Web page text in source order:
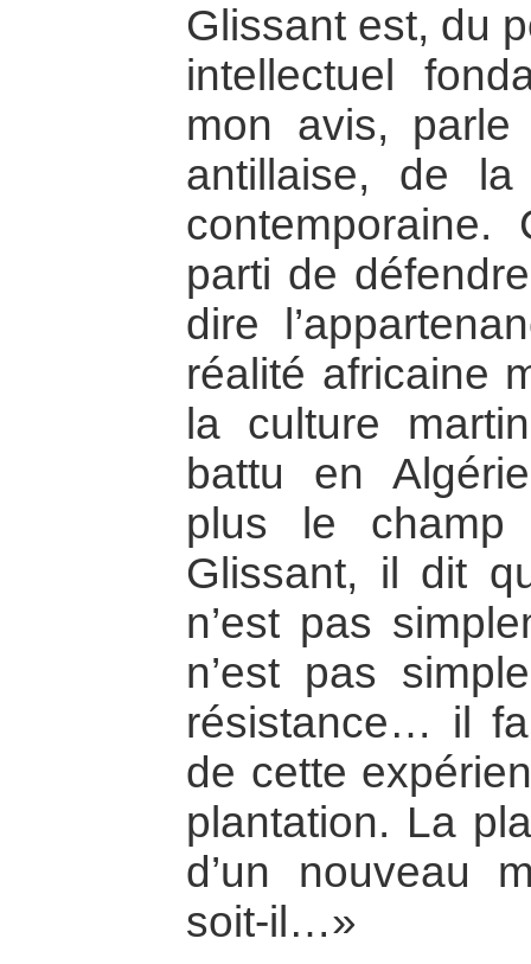
Glissant est, du
intellectuel
mon avis,
antillaise, de la
parti de
dire
réalité africaine
la culture
battu en
plus le
Glissant, il dit
n’est pas
n’est pas
résistance… il
de cette
plantation. La
d’un nouveau
soit-il…»